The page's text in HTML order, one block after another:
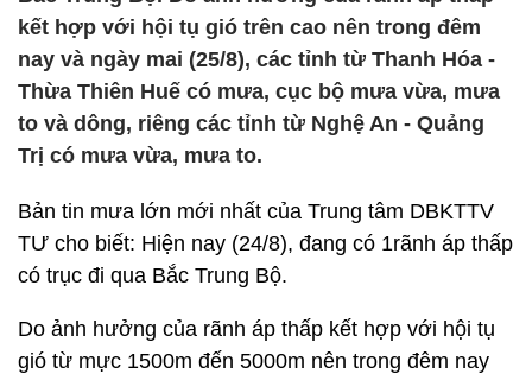
kết hợp với hội tụ gió trên cao nên trong đêm
nay và ngày mai (25/8), các tỉnh từ Thanh Hóa -
Thừa Thiên Huế có mưa, cục bộ mưa vừa, mưa
to và dông, riêng các tỉnh từ Nghệ An - Quảng
Trị có mưa vừa, mưa to.
Bản tin mưa lớn mới nhất của Trung tâm DBKTTV
TƯ cho biết: Hiện nay (24/8), đang có 1rãnh áp thấp
có trục đi qua Bắc Trung Bộ.
Do ảnh hưởng của rãnh áp thấp kết hợp với hội tụ
gió từ mực 1500m đến 5000m nên trong đêm nay